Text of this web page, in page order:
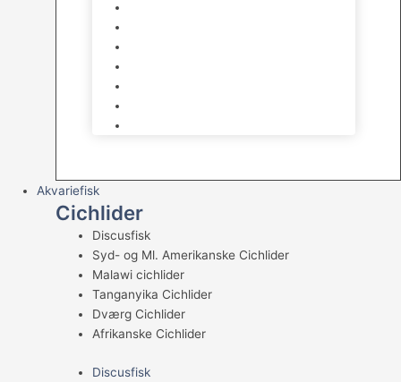
Akvariefisk
Cichlider
Discusfisk
Syd- og Ml. Amerikanske Cichlider
Malawi cichlider
Tanganyika Cichlider
Dværg Cichlider
Afrikanske Cichlider
Discusfisk